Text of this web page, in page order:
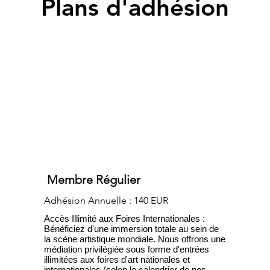
Plans d'adhésion
Membre Régulier
Adhésion Annuelle : 140 EUR
Accès Illimité aux Foires Internationales :
Bénéficiez d'une immersion totale au sein de
la scène artistique mondiale. Nous offrons une
médiation privilégiée sous forme d'entrées
illimitées aux foires d'art nationales et